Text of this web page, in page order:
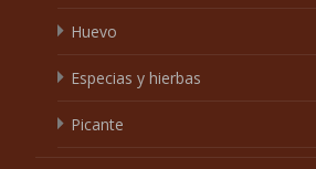
Huevo
Especias y hierbas
Picante